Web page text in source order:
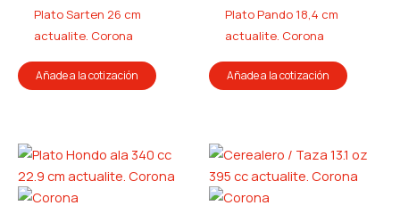
Plato Sarten 26 cm
actualite. Corona
Añade a la cotización
Plato Pando 18,4 cm
actualite. Corona
Añade a la cotización